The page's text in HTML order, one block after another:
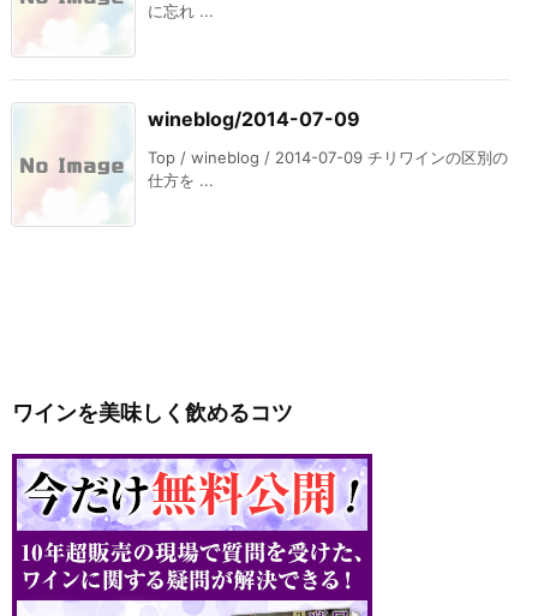
に忘れ ...
wineblog/2014-07-09
Top / wineblog / 2014-07-09 チリワインの区別の
仕方を ...
ワインを美味しく飲めるコツ